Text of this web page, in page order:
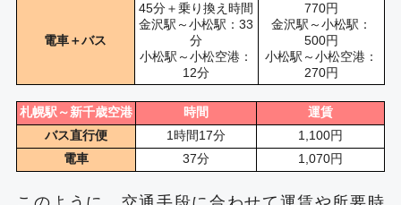
電車＋バス
45分＋乗り換え時間
金沢駅～小松駅：33
分
小松駅～小松空港：
12分
770円
金沢駅～小松駅：
500円
小松駅～小松空港：
270円
札幌駅～新千歳空港 時間
運賃
バス直行便
1時間17分
1,100円
電車
37分 1,070円